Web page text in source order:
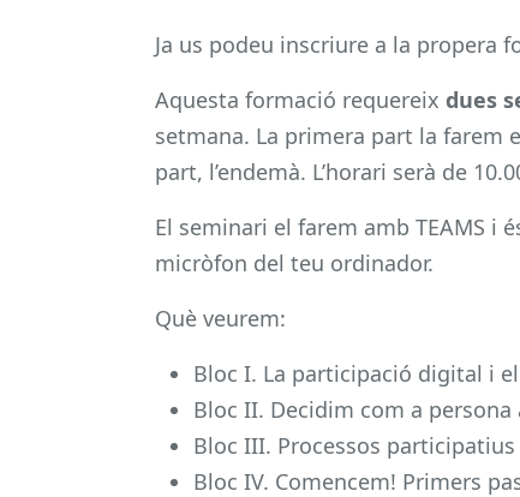
Ja us podeu inscriure a la propera
Aquesta formació requereix dues
setmana. La primera part la farem
part, l’endemà. L’horari serà de
El seminari el farem amb TEAMS i
micròfon del teu ordinador.
Què veurem:
Bloc I. La participació digital i
Bloc II. Decidim com a
Bloc III. Processos
Bloc IV. Comencem! Primers